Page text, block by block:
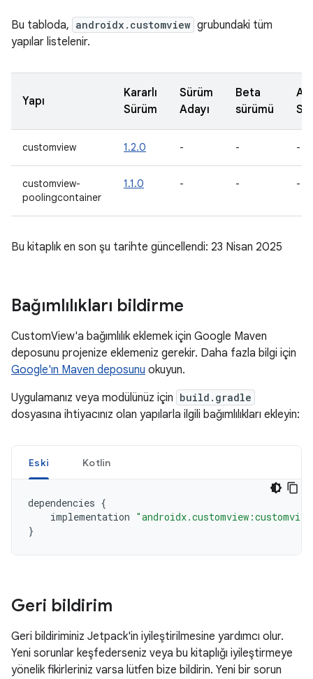
Bu tabloda, androidx.customview grubundaki tüm
yapılar listelenir.
Yapı
Kararlı
Sürüm
Sürüm
Adayı
Beta
sürümü
customview 1.2.0 - - -
customview-
poolingcontainer
1.1.0 - - -
Bu kitaplık en son şu tarihte güncellendi: 23 Nisan 2025
Bağımlılıkları bildirme
CustomView'a bağımlılık eklemek için Google Maven
deposunu projenize eklemeniz gerekir. Daha fazla bilgi için
Google'ın Maven deposunu okuyun.
Uygulamanız veya modülünüz için build.gradle
dosyasına ihtiyacınız olan yapılarla ilgili bağımlılıkları ekleyin:
Eski Kotlin
dependencies {
implementation
}
Geri bildirim
Geri bildiriminiz Jetpack'in iyileştirilmesine yardımcı olur.
Yeni sorunlar keşfederseniz veya bu kitaplığı iyileştirmeye
yönelik fikirleriniz varsa lütfen bize bildirin. Yeni bir sorun